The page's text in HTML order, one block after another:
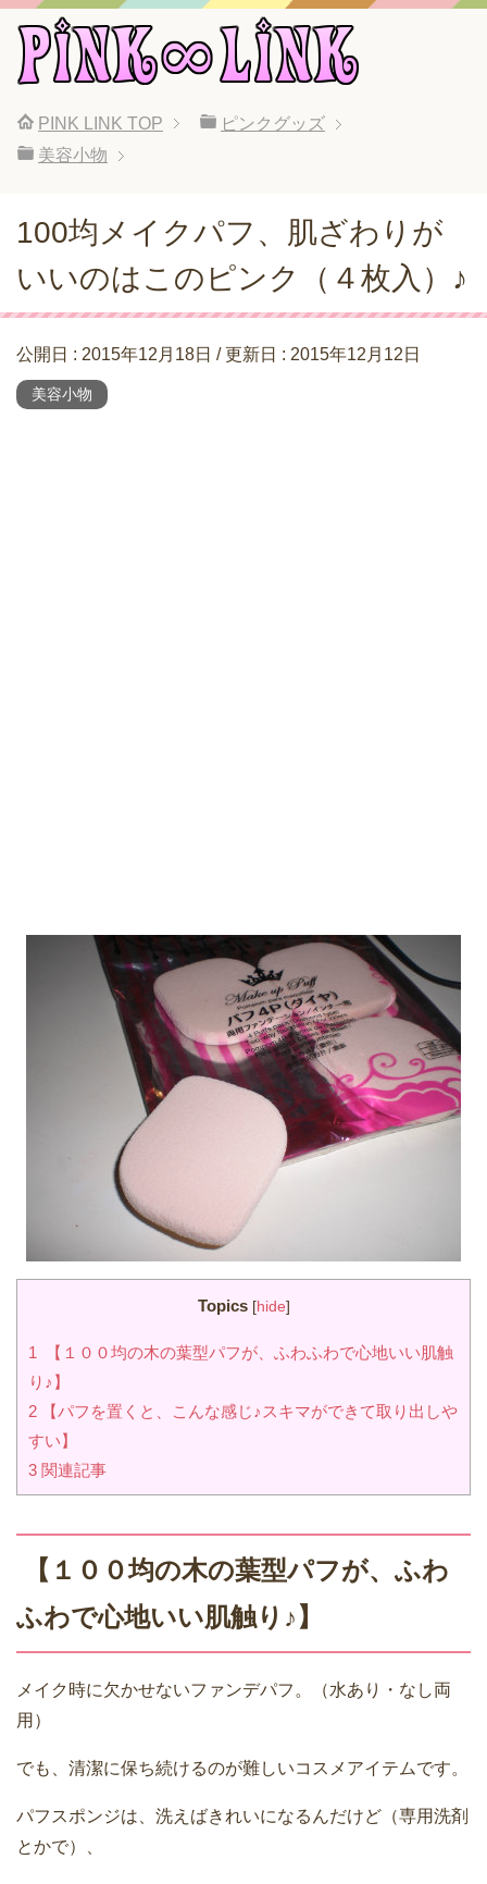
PINK LINK TOP
ピンクグッズ
美容小物
100均メイクパフ、肌ざわりが
いいのはこのピンク（４枚入）♪
公開日 : 2015年12月18日 / 更新日 : 2015年12月12日
美容小物
Topics [hide]
1
【１００均の木の葉型パフが、ふわふわで心地いい肌触
り♪】
2 【パフを置くと、こんな感じ♪スキマができて取り出しや
すい】
3 関連記事
【１００均の木の葉型パフが、ふわ
ふわで心地いい肌触り♪】
メイク時に欠かせないファンデパフ。（水あり・なし両
用）
でも、清潔に保ち続けるのが難しいコスメアイテムです。
パフスポンジは、洗えばきれいになるんだけど（専用洗剤
とかで）、